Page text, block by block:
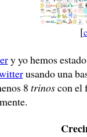
[
y yo hemos
usando una
8 trinoscon el